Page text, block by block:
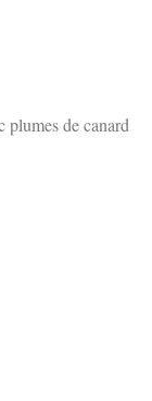
plumes de canard